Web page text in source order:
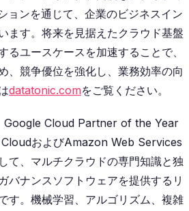
ョンを通じて、企業のビジネスイン
ます。将来を見据えたクラウド基盤
るユースケースを加速することで、
、競争優位を強化し、業務効率の向
datatonic.comをご覧ください。
Google Cloud Partner of the Year
およびAmazon Web Services
て、マルチクラウドの専門知識と独
バナンスソフトウェアを提供するリ
す。機械学習、アルゴリズム、複雑